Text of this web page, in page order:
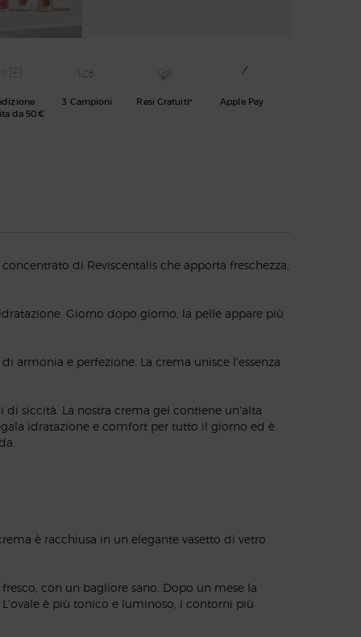
da 50€
3 Campioni Resi Gratuiti* Apple Pay
di Reviscentalis che apporta freschezza,
Giorno dopo giorno, la pelle appare più
armonia e perfezione. La crema unisce l'essenza
siccità. La nostra crema gel contiene un'alta
idratazione e comfort per tutto il giorno ed è
è racchiusa in un elegante vasetto di vetro
con un bagliore sano. Dopo un mese la
è più tonico e luminoso, i contorni più